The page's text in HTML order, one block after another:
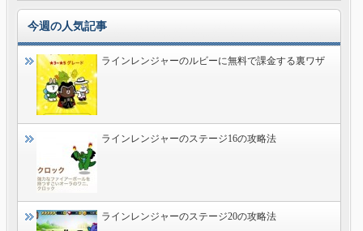
今週の人気記事
ラインレンジャーのルビーに無料で課金する裏ワザ
ラインレンジャーのステージ16の攻略法
ラインレンジャーのステージ20の攻略法